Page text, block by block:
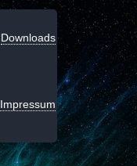
Downloads
Impressum